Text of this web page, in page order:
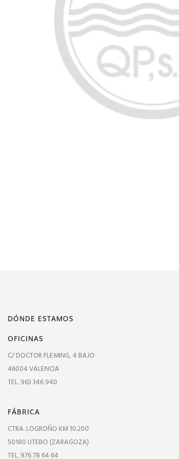
DÓNDE ESTAMOS
OFICINAS
C/ DOCTOR FLEMING, 4 BAJO
46004 VALENCIA
TEL. 963 346 940
FÁBRICA
CTRA. LOGROÑO KM 10.200
50180 UTEBO (ZARAGOZA)
TEL. 976 78 64 64